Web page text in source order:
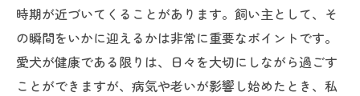
時期が近づいてくることがあります。飼い主として、そ
の瞬間をいかに迎えるかは非常に重要なポイントです。
愛犬が健康である限りは、日々を大切にしながら過ごす
ことができますが、病気や老いが影響し始めたとき、私